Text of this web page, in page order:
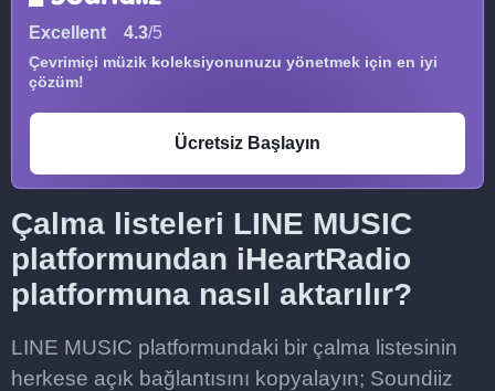
Excellent 4.3/5
Çevrimiçi müzik koleksiyonunuzu yönetmek için en iyi
çözüm!
Ücretsiz Başlayın
Çalma listeleri LINE MUSIC
platformundan iHeartRadio
platformuna nasıl aktarılır?
LINE MUSIC platformundaki bir çalma listesinin
herkese açık bağlantısını kopyalayın; Soundiiz